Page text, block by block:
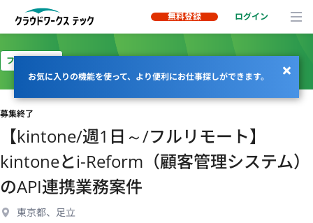
無料登録 ログイン
お気に入りの機能を使って、より便利にお仕事探しができます。
フルリモート
募集終了
【kintone/週1日～/フルリモート】
kintoneとi-Reform（顧客管理システム）
のAPI連携業務案件
東京都、足立